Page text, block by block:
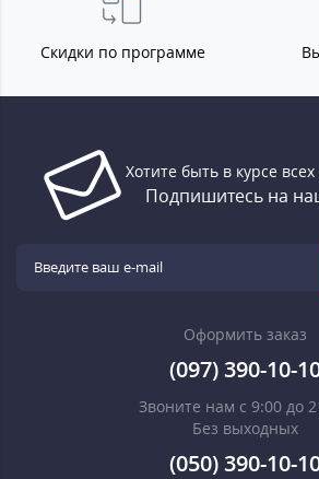
Скидки по программе
Хотите быть в курсе
Подпишитесь на
Оформить заказ
(097) 390-10-
Звоните нам с 9:00 до
Без выходных
(050) 390-10-